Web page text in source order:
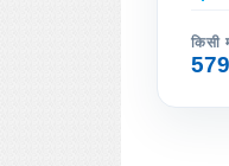
किसी